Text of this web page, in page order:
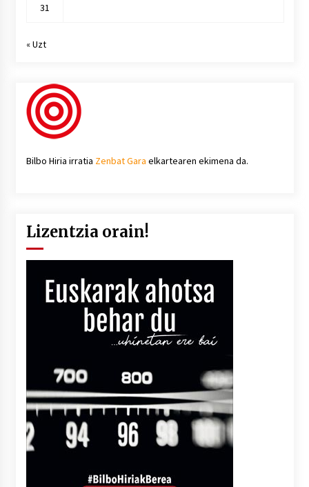
31
« Uzt
Bilbo Hiria irratia Zenbat Gara elkartearen ekimena da.
Lizentzia orain!